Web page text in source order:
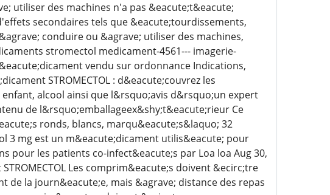
utiliser des machines n'a pas &eacute;t&eacute;
secondaires tels que &eacute;tourdissements,
conduire ou &agrave; utiliser des machines,
stromectol medicament-4561--- imagerie-
vendu sur ordonnance Indications,
STROMECTOL : d&eacute;couvrez les
alcool ainsi que l&rsquo;avis d&rsquo;un expert
de l&rsquo;emballageex&shy;t&eacute;rieur Ce
ronds, blancs, marqu&eacute;s&laquo; 32
3 mg est un m&eacute;dicament utilis&eacute; pour
pour les patients co-infect&eacute;s par Loa loa Aug 30,
Les comprim&eacute;s doivent &ecirc;tre
de la journ&eacute;e, mais &agrave; distance des repas